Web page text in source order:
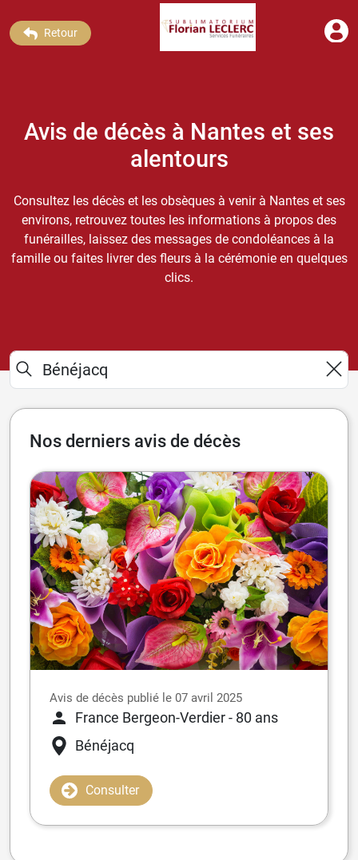
Retour
Avis de décès à Nantes et ses
alentours
Consultez les décès et les obsèques à venir à Nantes et ses
environs, retrouvez toutes les informations à propos des
funérailles, laissez des messages de condoléances à la
famille ou faites livrer des fleurs à la cérémonie en quelques
clics.
Nos derniers avis de décès
Avis de décès publié le 07 avril 2025
France Bergeon-Verdier- 80 ans
Bénéjacq
Consulter